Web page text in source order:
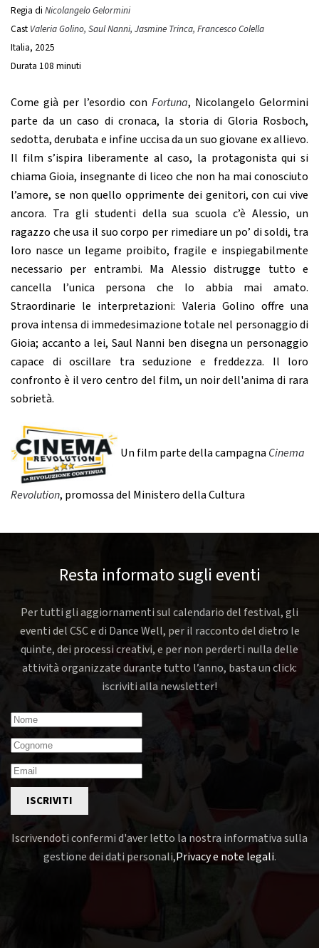
Regia di Nicolangelo Gelormini
Cast Valeria Golino, Saul Nanni, Jasmine Trinca, Francesco Colella
Italia, 2025
Durata 108 minuti
Come già per l’esordio con Fortuna, Nicolangelo Gelormini
parte da un caso di cronaca, la storia di Gloria Rosboch,
sedotta, derubata e infine uccisa da un suo giovane ex allievo.
Il film s’ispira liberamente al caso, la protagonista qui si
chiama Gioia, insegnante di liceo che non ha mai conosciuto
l’amore, se non quello opprimente dei genitori, con cui vive
ancora. Tra gli studenti della sua scuola c’è Alessio, un
ragazzo che usa il suo corpo per rimediare un po’ di soldi, tra
loro nasce un legame proibito, fragile e inspiegabilmente
necessario per entrambi. Ma Alessio distrugge tutto e
cancella l’unica persona che lo abbia mai amato.
Straordinarie le interpretazioni: Valeria Golino offre una
prova intensa di immedesimazione totale nel personaggio di
Gioia; accanto a lei, Saul Nanni ben disegna un personaggio
capace di oscillare tra seduzione e freddezza. Il loro
confronto è il vero centro del film, un noir dell'anima di rara
sobrietà.
Un film parte della campagnaCinema
Revolution, promossa del Ministero della Cultura
Resta informato sugli eventi
Per tutti gli aggiornamenti sul calendario del festival, gli
eventi del CSC e di Dance Well, per il racconto del dietro le
quinte, dei processi creativi, e per non perderti nulla delle
attività organizzate durante tutto l’anno, basta un click:
iscriviti alla newsletter!
ISCRIVITI
Iscrivendoti confermi d'aver letto la nostra informativa sulla
gestione dei dati personali,Privacy e note legali.